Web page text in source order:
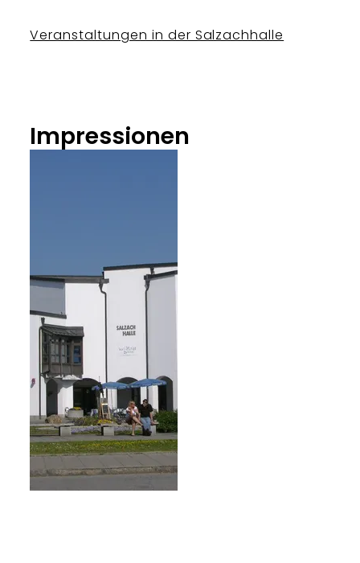
Veranstaltungen in der Salzachhalle
Impressionen